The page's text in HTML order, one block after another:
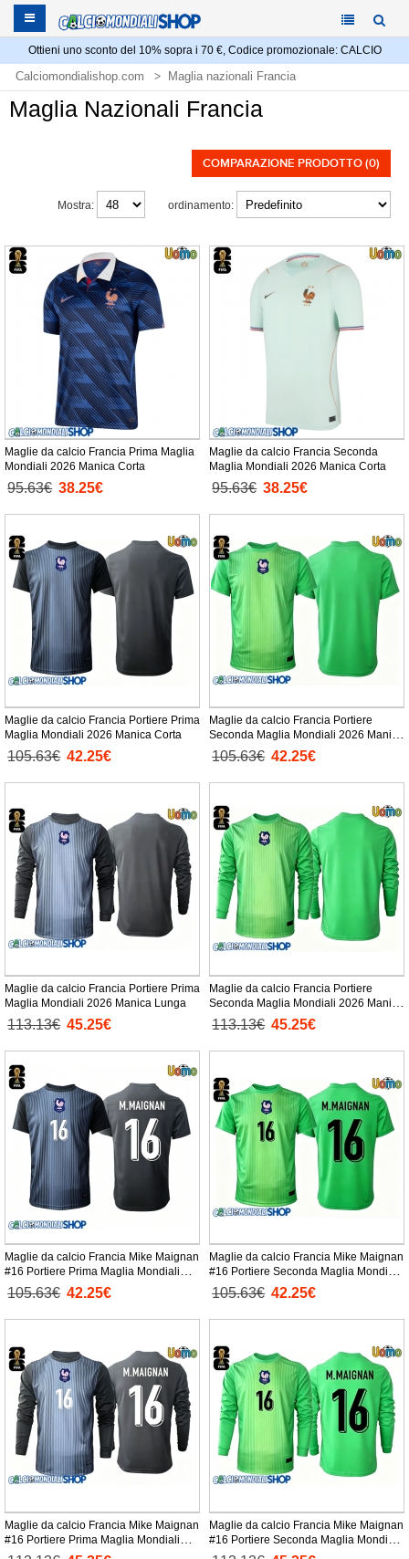
Ottieni uno sconto del 10% sopra i 70 €, Codice promozionale: CALCIO
Calciomondialishop.com Maglia nazionali Francia
Maglia Nazionali Francia
COMPARAZIONE PRODOTTO (0)
ordinamento:
Mostra:
Maglie da calcio Francia Prima Maglia
Mondiali 2026 Manica Corta
95.63€ 38.25€
Maglie da calcio Francia Seconda
Maglia Mondiali 2026 Manica Corta
95.63€ 38.25€
Maglie da calcio Francia Portiere Prima
Maglia Mondiali 2026 Manica Corta
105.63€ 42.25€
Maglie da calcio Francia Portiere
Seconda Maglia Mondiali 2026 Manica
Corta
105.63€ 42.25€
Maglie da calcio Francia Portiere Prima
Maglia Mondiali 2026 Manica Lunga
113.13€ 45.25€
Maglie da calcio Francia Portiere
Seconda Maglia Mondiali 2026 Manica
Lunga
113.13€ 45.25€
Maglie da calcio Francia Mike Maignan
#16 Portiere Prima Maglia Mondiali
2026 Manica Corta
105.63€ 42.25€
Maglie da calcio Francia Mike Maignan
#16 Portiere Seconda Maglia Mondiali
2026 Manica Corta
105.63€ 42.25€
Maglie da calcio Francia Mike Maignan
#16 Portiere Prima Maglia Mondiali
2026 Manica Lunga
Maglie da calcio Francia Mike Maignan
#16 Portiere Seconda Maglia Mondiali
2026 Manica Lunga